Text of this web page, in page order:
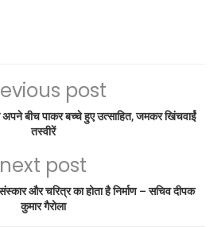
post
अपने बीच पाकर बच्चे हुए उत्साहित, जमकर खिंचवाईं
तस्वीरें
next post
और चरित्र का होता है निर्माण – सचिव दीपक
कुमार गैरोला